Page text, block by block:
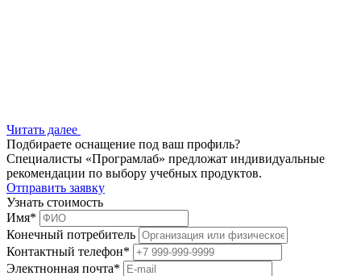
Читать далее
Подбираете оснащение под ваш профиль?
Специалисты «Програмлаб» предложат индивидуальные
рекомендации по выбору учебных продуктов.
Отправить заявку
Узнать стоимость
Имя*
Конечный потребитель
Контактный телефон*
Электнонная почта*